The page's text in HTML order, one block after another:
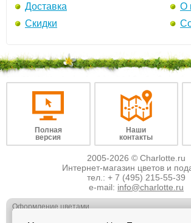
Доставка
Скидки
О
Полная
версия
Наши
контакты
2005-2026 © Charlotte.ru
Интернет-магазин цветов и
тел.: + 7 (495) 215-55-39
e-mail: info@charlotte.ru
Оформление цветами